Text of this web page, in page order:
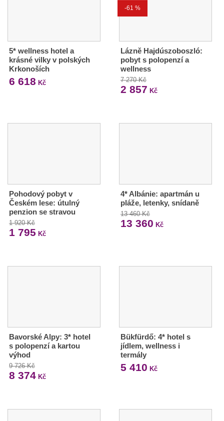
5* wellness hotel a
krásné vilky v polských
Krkonoších
6 618 Kč
-61 %
Lázně Hajdúszoboszló:
pobyt s polopenzí a
wellness
7 270 Kč
2 857 Kč
Pohodový pobyt v
Českém lese: útulný
penzion se stravou
1 920 Kč
1 795 Kč
4* Albánie: apartmán u
pláže, letenky, snídaně
13 460 Kč
13 360 Kč
Bavorské Alpy: 3* hotel
s polopenzí a kartou
výhod
9 726 Kč
8 374 Kč
Bükfürdő: 4* hotel s
jídlem, wellness i
termály
5 410 Kč